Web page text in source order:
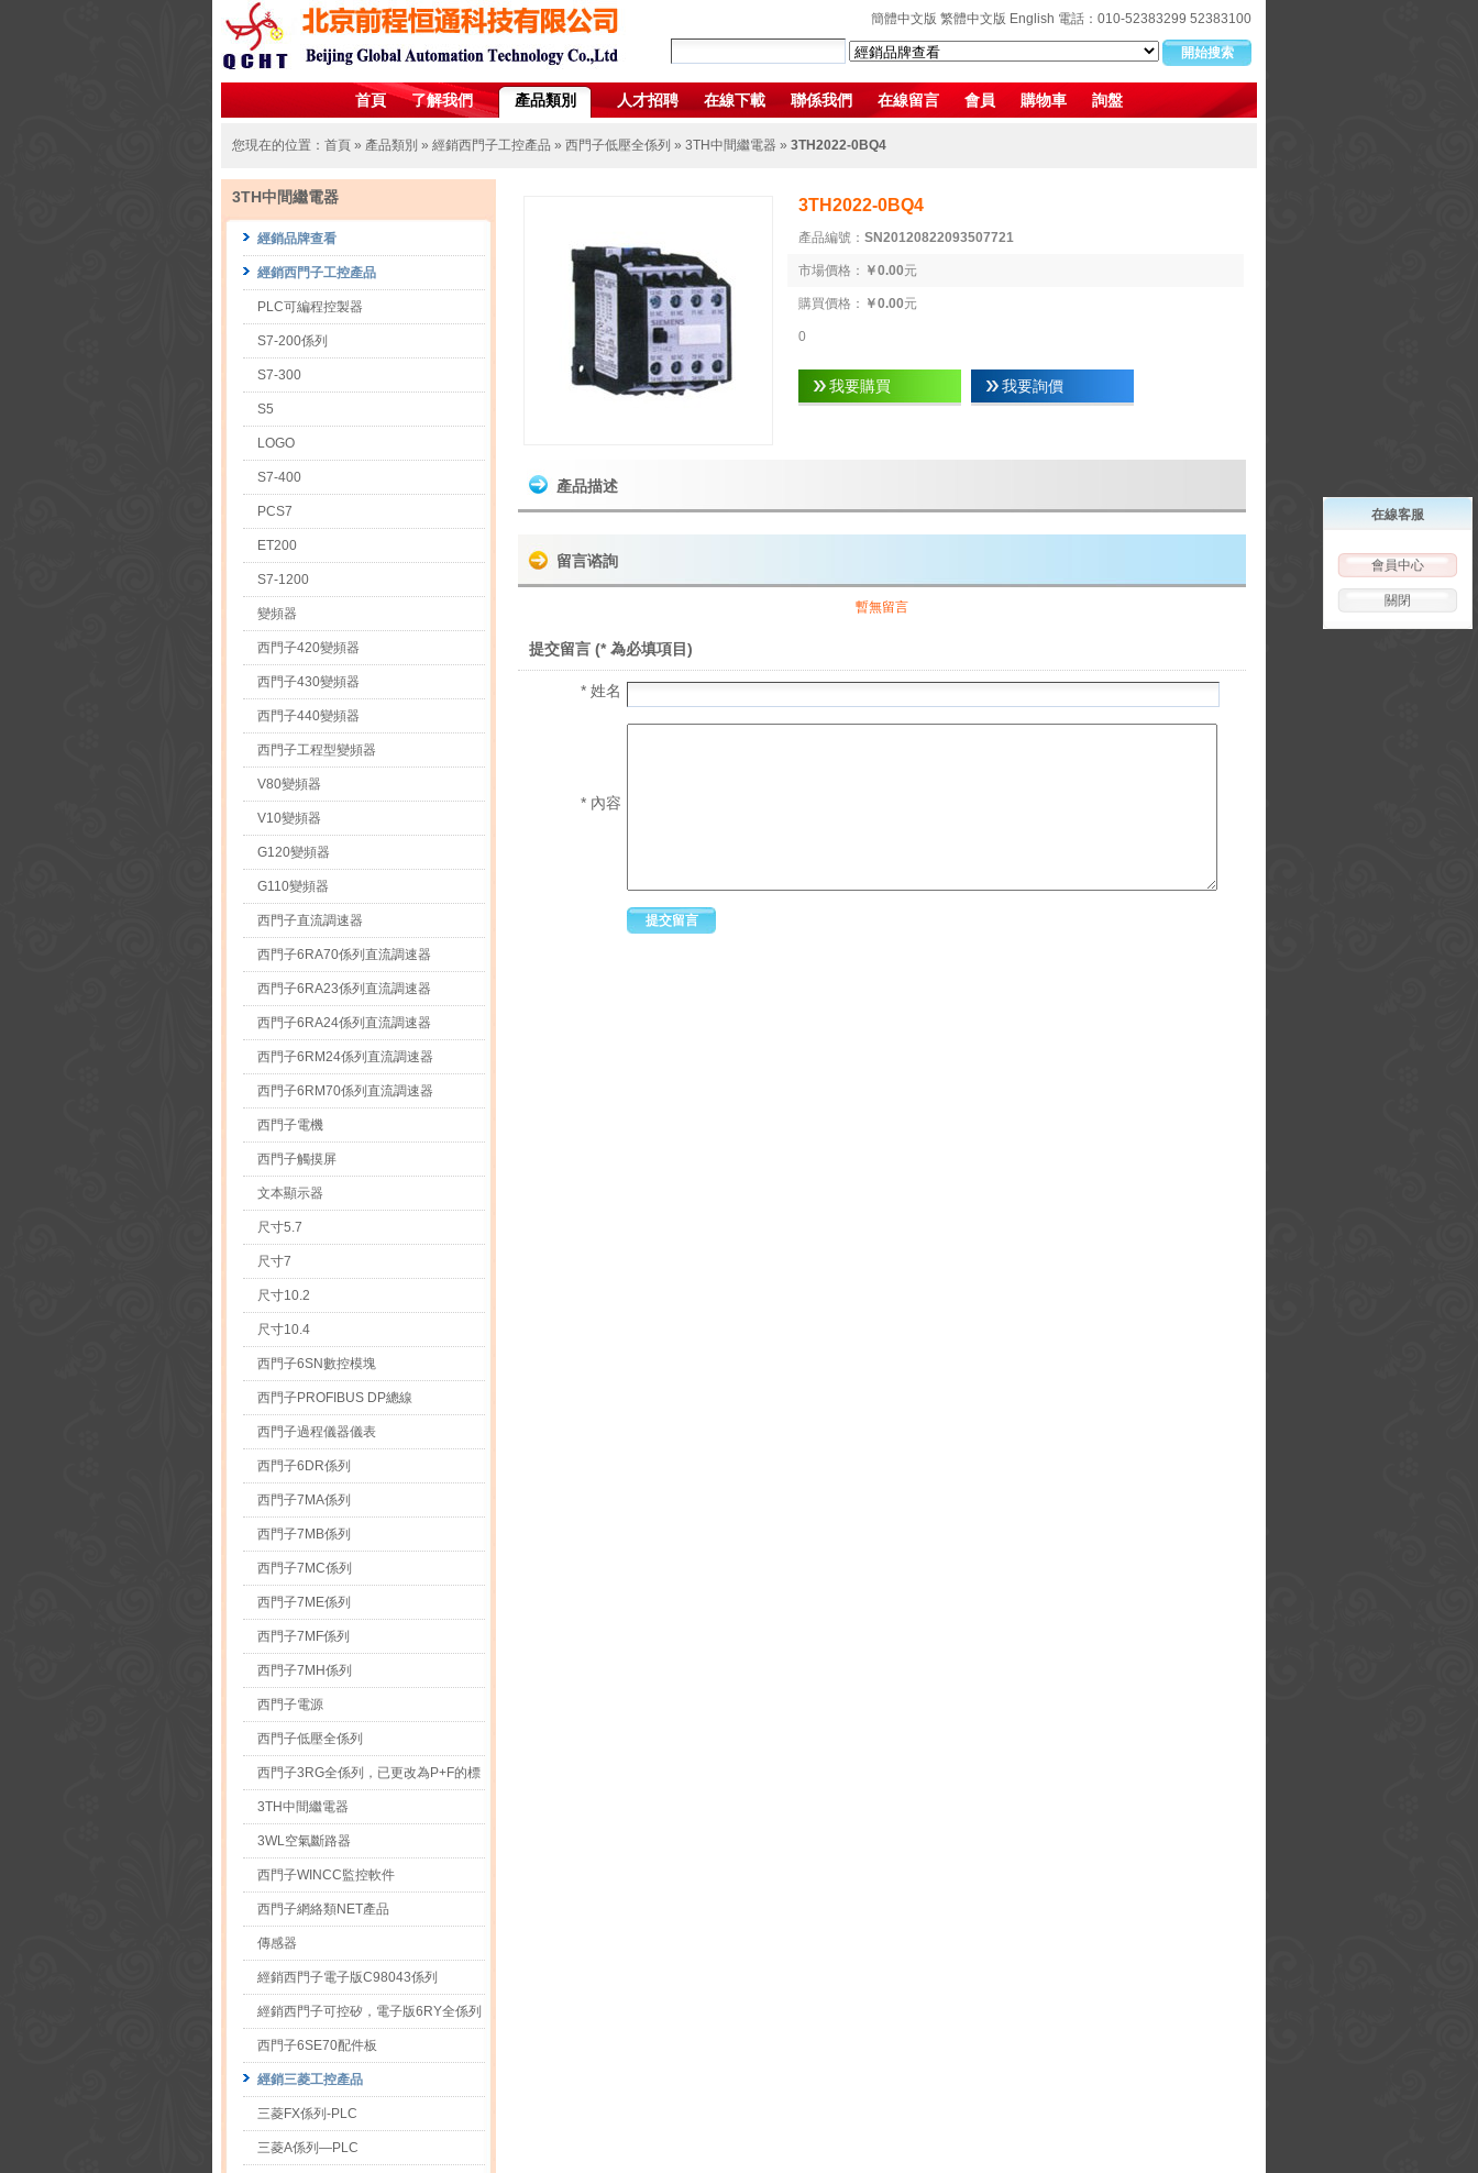
簡體中文版 繁體中文版 English 電話：010-52383299 52383100
首頁 了解我們 產品類別 人才招聘 在線下載 聯係我們 在線留言 會員 購物車 詢盤
您現在的位置： 首頁 » 產品類別 » 經銷西門子工控產品 » 西門子低壓全係列 » 3TH中間繼電器 » 3TH2022-0BQ4
3TH中間繼電器
經銷品牌查看
經銷西門子工控產品
PLC可編程控製器
S7-200係列
S7-300
S5
LOGO
S7-400
PCS7
ET200
S7-1200
變頻器
西門子420變頻器
西門子430變頻器
西門子440變頻器
西門子工程型變頻器
V80變頻器
V10變頻器
G120變頻器
G110變頻器
西門子直流調速器
西門子6RA70係列直流調速器
西門子6RA23係列直流調速器
西門子6RA24係列直流調速器
西門子6RM24係列直流調速器
西門子6RM70係列直流調速器
西門子電機
西門子觸摸屏
文本顯示器
尺寸5.7
尺寸7
尺寸10.2
尺寸10.4
西門子6SN數控模塊
西門子PROFIBUS DP總線
西門子過程儀器儀表
西門子6DR係列
西門子7MA係列
西門子7MB係列
西門子7MC係列
西門子7ME係列
西門子7MF係列
西門子7MH係列
西門子電源
西門子低壓全係列
西門子3RG全係列，已更改為P+F的標
3TH中間繼電器
3WL空氣斷路器
西門子WINCC監控軟件
西門子網絡類NET產品
傳感器
經銷西門子電子版C98043係列
經銷西門子可控矽，電子版6RY全係列
西門子6SE70配件板
經銷三菱工控產品
三菱FX係列-PLC
三菱A係列—PLC
3TH2022-0BQ4
產品編號： SN20120822093507721
市場價格： ￥0.00元
購買價格： ￥0.00元
0
我要購買 我要詢價
產品描述
留言谘詢
暫無留言
提交留言 (* 為必填項目)
* 姓名
* 內容
在線客服
會員中心
關閉